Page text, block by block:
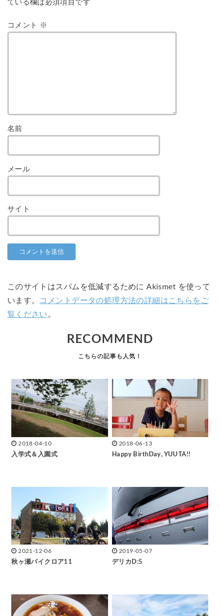
ている欄は必須項目です
コメント ※
名前
メール
サイト
このサイトはスパムを低減するために Akismet を使って
います。 コメントデータの処理方法の詳細はこちらをご
覧ください 。
RECOMMEND
2018-04-10
入学式＆入園式
2018-06-13
Happy BirthDay, YUUTA!!
2021-12-06
秋ヶ瀬バイクロア11
2019-05-07
デリカD:5